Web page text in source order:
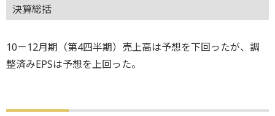
決算総括
10－12月期（第4四半期）売上高は予想を下回ったが、調
整済みEPSは予想を上回った。